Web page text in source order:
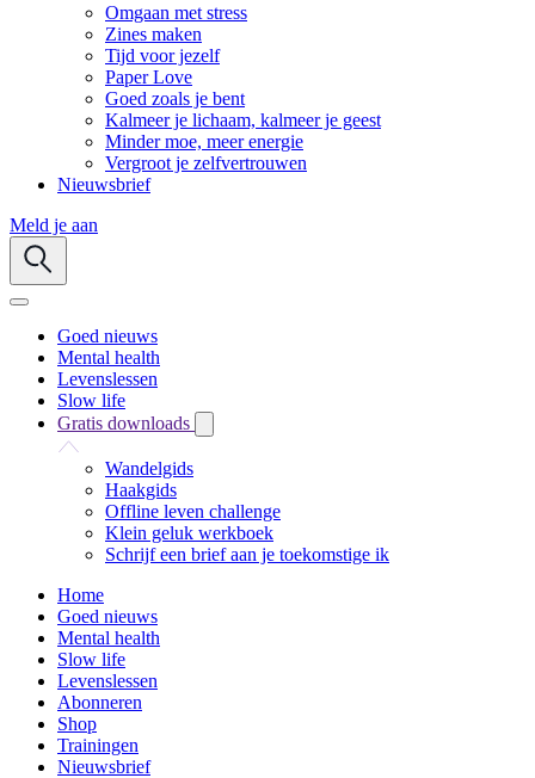
Omgaan met stress
Zines maken
Tijd voor jezelf
Paper Love
Goed zoals je bent
Kalmeer je lichaam, kalmeer je geest
Minder moe, meer energie
Vergroot je zelfvertrouwen
Nieuwsbrief
Meld je aan
Goed nieuws
Mental health
Levenslessen
Slow life
Gratis downloads
Wandelgids
Haakgids
Offline leven challenge
Klein geluk werkboek
Schrijf een brief aan je toekomstige ik
Home
Goed nieuws
Mental health
Slow life
Levenslessen
Abonneren
Shop
Trainingen
Nieuwsbrief